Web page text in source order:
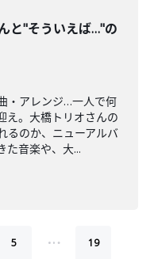
と"そういえば…"の
・アレンジ…一人で何
え。大橋トリオさんの
るのか、ニューアルバ
た音楽や、大...
5 … 19